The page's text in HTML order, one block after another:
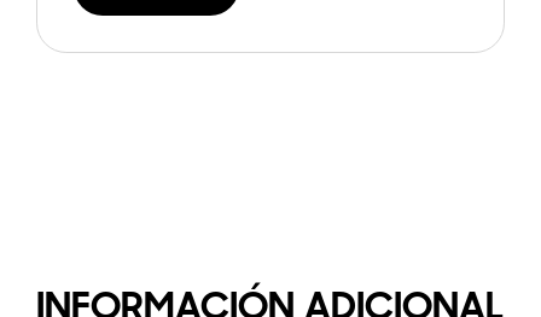
INFORMACIÓN ADICIONAL